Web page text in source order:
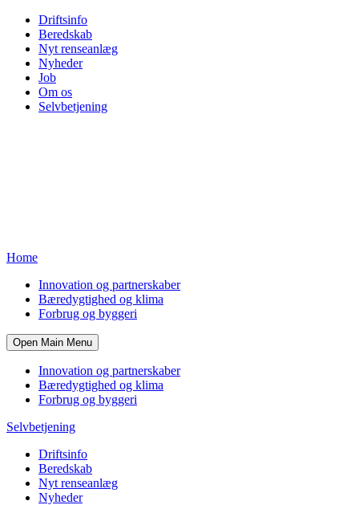
Driftsinfo
Beredskab
Nyt renseanlæg
Nyheder
Job
Om os
Selvbetjening
Home
Innovation og partnerskaber
Bæredygtighed og klima
Forbrug og byggeri
Open Main Menu
Innovation og partnerskaber
Bæredygtighed og klima
Forbrug og byggeri
Selvbetjening
Driftsinfo
Beredskab
Nyt renseanlæg
Nyheder